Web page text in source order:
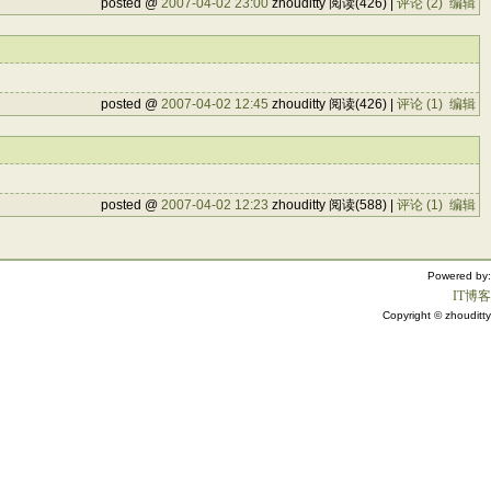
posted @ 2007-04-02 23:00 zhouditty 阅读(426) | 评论 (2) 编辑
posted @ 2007-04-02 12:45 zhouditty 阅读(426) | 评论 (1) 编辑
posted @ 2007-04-02 12:23 zhouditty 阅读(588) | 评论 (1) 编辑
Powered by:
IT博客
Copyright © zhouditty